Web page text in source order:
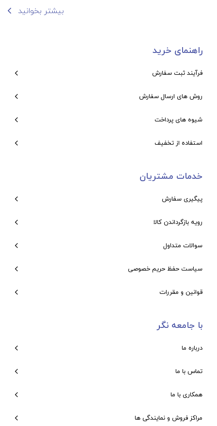
بیشتر بخوانید
راهنمای خرید
فرآیند ثبت سفارش
روش های ارسال سفارش
شیوه های پرداخت
استفاده از تخفیف
خدمات مشتریان
پیگیری سفارش
رویه بازگرداندن کالا
سوالات متداول
سیاست حفظ حریم خصوصی
قوانین و مقررات
با جامعه نگر
درباره ما
تماس با ما
همکاری با ما
مراکز فروش و نمایندگی ها